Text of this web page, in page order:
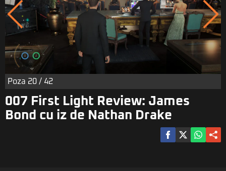
Poza 20 / 42
007 First Light Review: James
Bond cu iz de Nathan Drake